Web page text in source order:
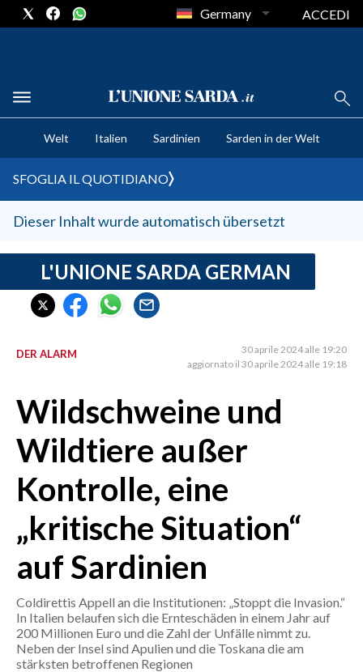
CRONACA SARDEGNA
CAGLIARI
SULCIS IGLESIENTE
MEDIO CAMPIDANO
SASSARI E PROVINCIA
GALLURA
NUORO E PROVINCIA
AGENDA
CRONACA
ITALIA
MONDO
POLITICA
ECONOMIA
SERVIZI ALLE IMPRESE
BANDI
SPORT IN SARDEGNA
Germany ACCEDI
Welt Italien Sardinien Sarden in der Welt
SFOGLIA IL QUOTIDIANO
Dieser Inhalt wurde automatisch übersetzt
L'UNIONE SARDA GERMAN
DER ALARM
30 aprile 2024 alle 19:20
aggiornato il 30 aprile 2024 alle 19:18
Wildschweine und
Wildtiere außer
Kontrolle, eine
„kritische Situation“
auf Sardinien
Coldirettis Appell an die Institutionen: „Stoppt die Invasion.“
In Italien belaufen sich die Ernteschäden in einem Jahr auf
200 Millionen Euro und die Zahl der Unfälle nimmt zu.
Neben der Insel sind Apulien und die Toskana die am
stärksten betroffenen Regionen